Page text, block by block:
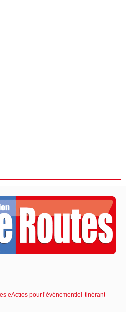
eActros pour l’événementiel itinérant